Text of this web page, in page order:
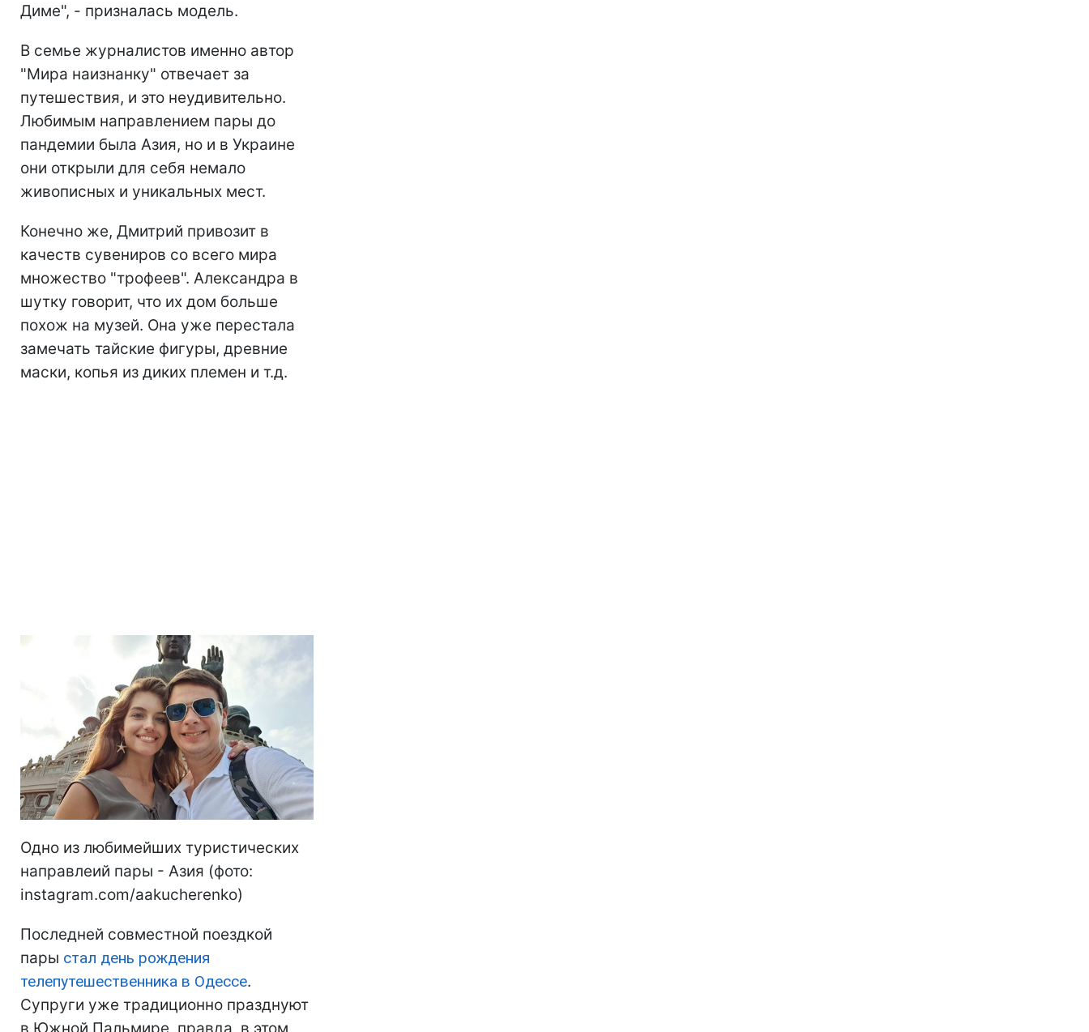
Диме", - призналась модель.
В семье журналистов именно автор
"Мира наизнанку" отвечает за
путешествия, и это неудивительно.
Любимым направлением пары до
пандемии была Азия, но и в Украине
они открыли для себя немало
живописных и уникальных мест.
Конечно же, Дмитрий привозит в
качеств сувениров со всего мира
множество "трофеев". Александра в
шутку говорит, что их дом больше
похож на музей. Она уже перестала
замечать тайские фигуры, древние
маски, копья из диких племен и т.д.
Одно из любимейших туристических
направлеий пары - Азия (фото:
instagram.com/aakucherenko)
Последней совместной поездкой
пары стал день рождения
телепутешественника в Одессе.
Супруги уже традиционно празднуют